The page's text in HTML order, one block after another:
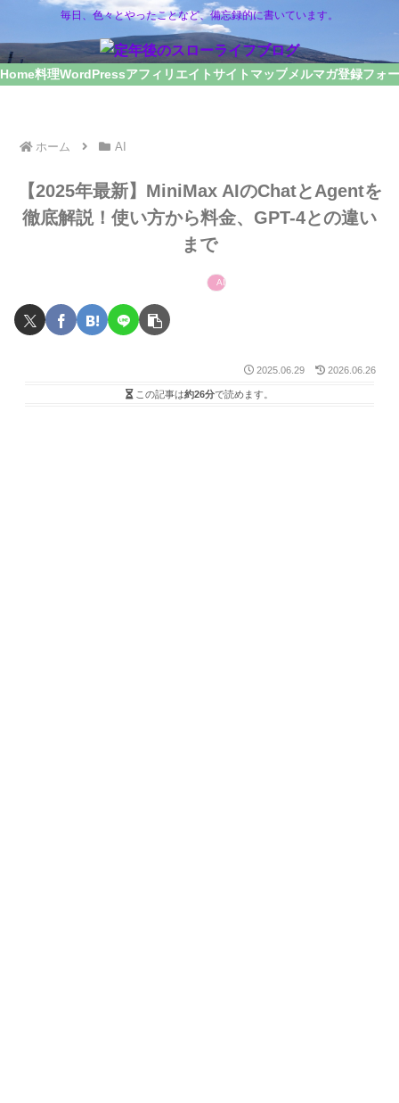
毎日、色々とやったことなど、備忘録的に書いています。
Home料理WordPressアフィリエイトサイトマップメルマガ登録フォ
ホーム AI
【2025年最新】MiniMax AIのChatとAgentを
徹底解説！使い方から料金、GPT-4との違い
まで
AI
2025.06.29 2026.06.26
この記事は約26分で読めます。